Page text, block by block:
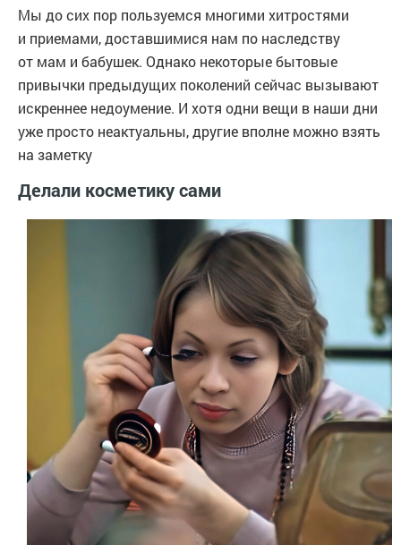
Мы до сих пор пользуемся многими хитростями
и приемами, доставшимися нам по наследству
от мам и бабушек. Однако некоторые бытовые
привычки предыдущих поколений сейчас вызывают
искреннее недоумение. И хотя одни вещи в наши дни
уже просто неактуальны, другие вполне можно взять
на заметку
Делали косметику сами